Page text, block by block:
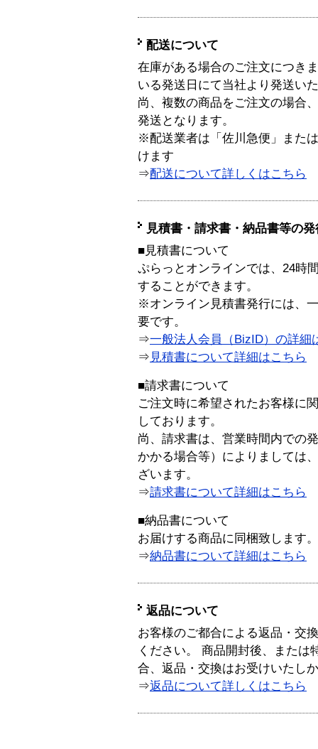
配送について
在庫がある場合のご注文につき
いる発送日にて当社より発送い
尚、複数の商品をご注文の場合
発送となります。
※配送業者は「佐川急便」また
けます
⇒配送について詳しくはこちら
見積書・請求書・納品書等の
■見積書について
ぷらっとオンラインでは、24時
することができます。
※オンライン見積書発行には、
要です。
⇒一般法人会員（BizID）の詳細
⇒ 見積書について詳細はこちら
■請求書について
ご注文時に希望されたお客様に
しております。
尚、請求書は、営業時間内での
かかる場合等）によりましては
ざいます。
⇒請求書について詳細はこちら
■納品書について
お届けする商品に同梱致します。
⇒納品書について詳細はこちら
返品について
お客様のご都合による返品・交
ください。 商品開封後、または
合、返品・交換はお受けいたし
⇒返品について詳しくはこちら